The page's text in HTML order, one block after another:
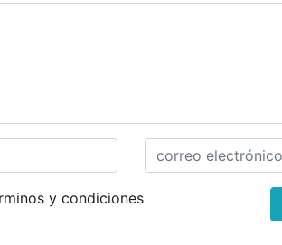
y condiciones